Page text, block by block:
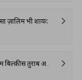
कर दिया। अगले दिन ज़ैलदार की घोड़ी उसके खेत में घुस आई तो लाठी लेकर इतना मारा कि लहू-लुहान कर दिया।
में जा चुके थे। चुनांचे बेगम साहिब बड़ी बेफ़िकरी के साथ आराम कुर्सी पर बैठी माली के काम की निगरानी कर रही थीं।